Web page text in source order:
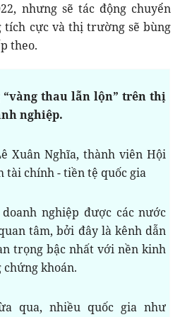
nhưng sẽ tác động chuyển
tích cực và thị trường sẽ bùng
theo.
thau lẫn lộn” trên thị
nghiệp.
Xuân Nghĩa, thành viên Hội
tài chính - tiền tệ quốc gia
nghiệp được các nước
tâm, bởi đây là kênh dẫn
trọng bậc nhất với nền kinh
khoán.
qua, nhiều quốc gia như